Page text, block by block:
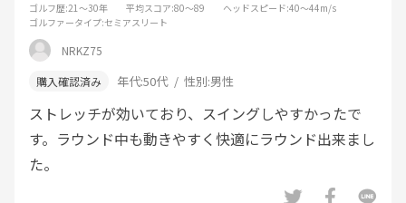
ゴルフ歴:21～30年 平均スコア:80～89 ヘッドスピード:40～44m/s
ゴルファータイプ:セミアスリート
NRKZ75
年代:50代 性別:男性
ストレッチが効いており、スイングしやすかったで
す。ラウンド中も動きやすく快適にラウンド出来まし
た。